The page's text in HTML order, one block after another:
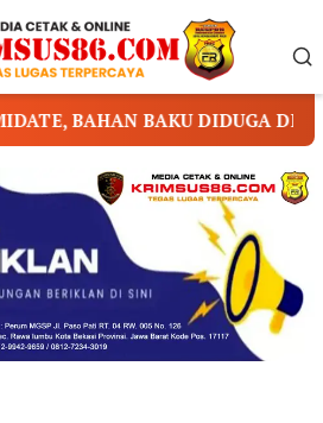
DIDUGA DIPASOK DARI